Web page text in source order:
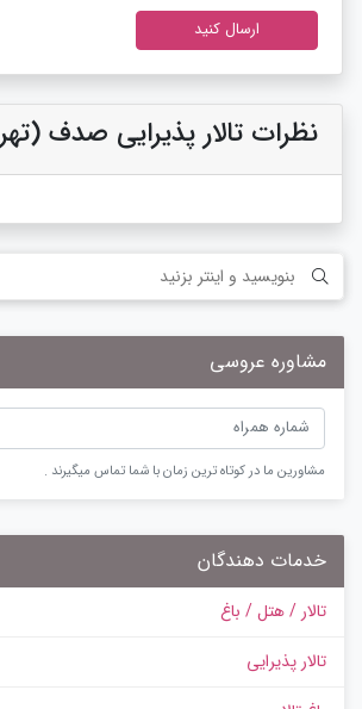
نظرات تالار پذیرایی صدف
مشاوره عروسی
مشاورین ما در کوتاه ترین زمان با شما تماس میگیرند .
خدمات دهندگان
تالار / هتل / باغ
تالار پذیرایی